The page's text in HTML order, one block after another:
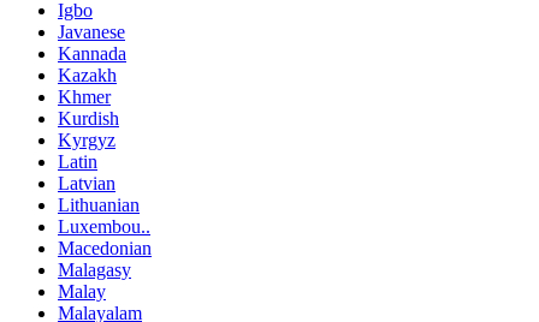
Igbo
Javanese
Kannada
Kazakh
Khmer
Kurdish
Kyrgyz
Latin
Latvian
Lithuanian
Luxembou..
Macedonian
Malagasy
Malay
Malayalam